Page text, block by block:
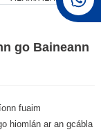
go Baineann
fuaim
hiomlán ar an gcábla